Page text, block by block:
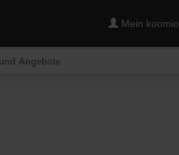
Mein koomio
Angebote